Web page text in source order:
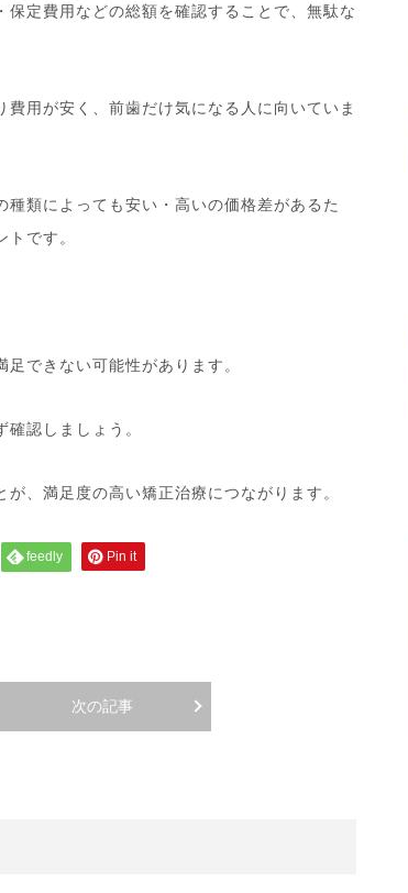
定費用などの総額を確認することで、無駄な
用が安く、前歯だけ気になる人に向いていま
類によっても安い・高いの価格差があるた
です。
できない可能性があります。
認しましょう。
、満足度の高い矯正治療につながります。
feedly Pin it
次の記事